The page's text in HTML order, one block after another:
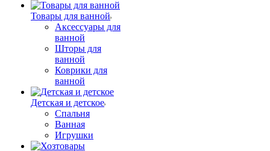
Товары для ванной
Аксессуары для
ванной
Шторы для
ванной
Коврики для
ванной
Детская и детское
Спальня
Ванная
Игрушки